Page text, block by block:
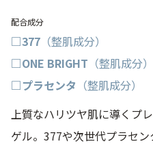
配合成分
□377 （整肌成分）
□ONE BRIGHT （整肌成分）
□プラセンタ （整肌成分）
上質なハリツヤ肌に導くプ
ゲル。377や次世代プラセ